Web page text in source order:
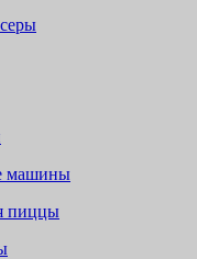
машины
пиццы